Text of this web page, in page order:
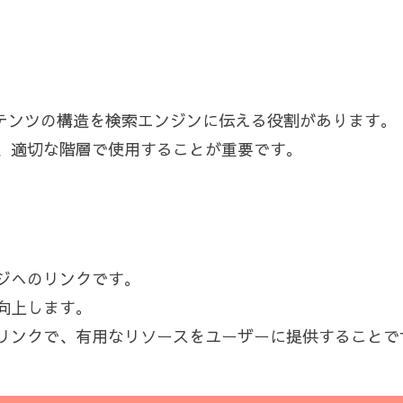
ツの構造を検索エンジンに伝える役割があります。
切な階層で使用することが重要です。
のリンクです。
します。
クで、有用なリソースをユーザーに提供すること